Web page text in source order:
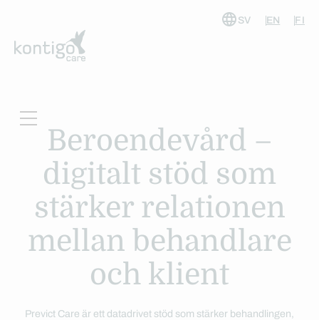
innehåll
SV EN FI
Beroendevård –
digitalt stöd som
stärker relationen
mellan behandlare
och klient
Previct Care är ett datadrivet stöd som stärker behandlingen,